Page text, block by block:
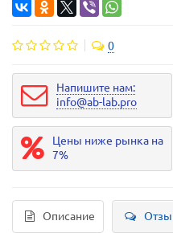
0
Напишите нам:
info@ab-lab.pro
Цены ниже рынка на
7%
Описание